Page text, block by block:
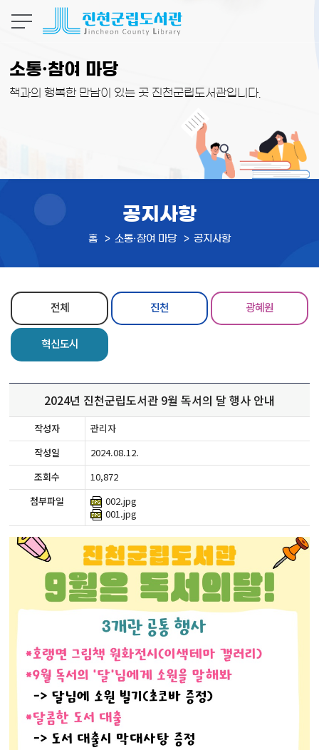
소통·참여 마당
책과의 행복한 만남이 있는 곳 진천군립도서관입니다.
공지사항
홈 소통·참여 마당 공지사항
전체 진천 광혜원
혁신도시
2024년 진천군립도서관 9월 독서의 달 행사 안내
작성자
관리자
작성일
2024.08.12.
조회수
10,872
첨부파일
002.jpg
001.jpg